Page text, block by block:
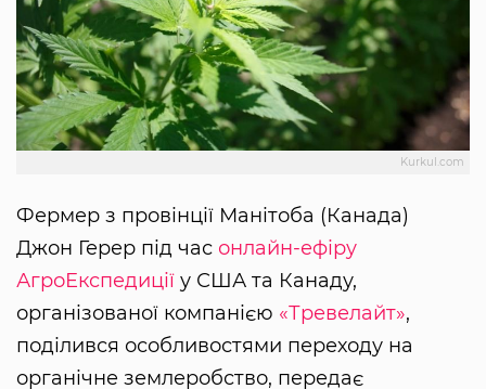
Kurkul.com
Фермер з провінції Манітоба (Канада)
Джон Герер під час онлайн-ефіру
АгроЕкспедиції у США та Канаду,
організованої компанією «Тревелайт»,
поділився особливостями переходу на
органічне землеробство, передає